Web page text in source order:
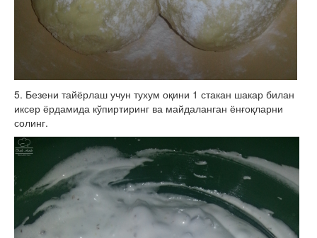
5. Безени тайёрлаш учун тухум оқини 1 стакан шакар билан
иксер ёрдамида кўпиртиринг ва майдаланган ёнғоқларни
солинг.